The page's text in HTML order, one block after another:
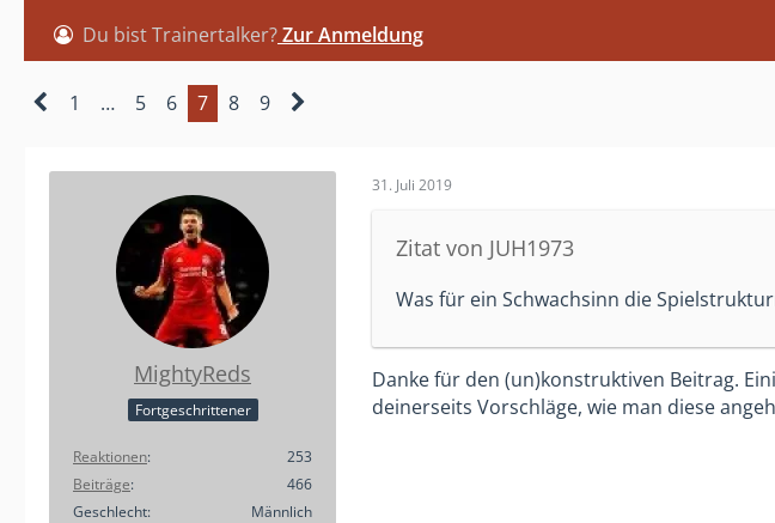
Du bist Trainertalker?Zur Anmeldung
1 … 5 6 7 8 9
MightyReds
Fortgeschrittener
Reaktionen
253
Beiträge
466
Geschlecht
Männlich
31. Juli 2019
Zitat von JUH1973
Was für ein Schwachsinn die
Danke für den (un)konstruktiven Beitrag.
deinerseits Vorschläge, wie man diese